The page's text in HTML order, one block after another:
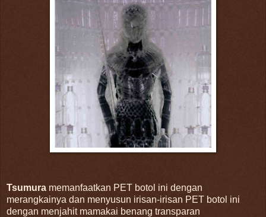
Tsumura memanfaatkan PET botol ini dengan
merangkainya dan menyusun irisan-irisan PET botol ini
dengan menjahit mamakai benang transparan